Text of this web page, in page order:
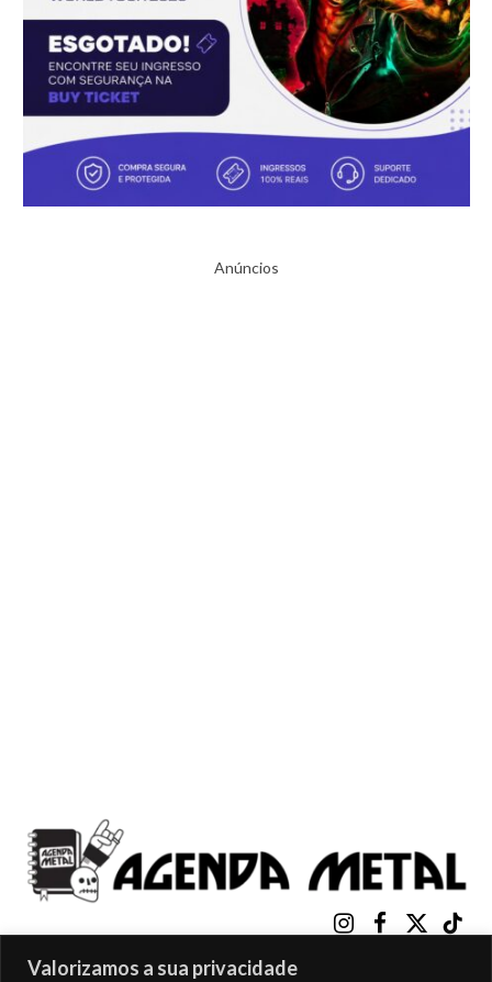
Valorizamos a sua privacidade
Anúncios
InstagramFacebook
X